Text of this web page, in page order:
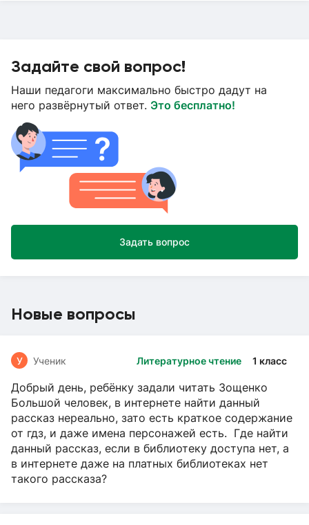
Задайте свой вопрос!
Наши педагоги максимально быстро дадут на
него развёрнутый ответ. Это бесплатно!
Задать вопрос
Новые вопросы
Литературное чтение 1 класс
У Ученик
Добрый день, ребёнку задали читать Зощенко
Большой человек, в интернете найти данный
рассказ нереально, зато есть краткое содержание
от гдз, и даже имена персонажей есть. Где найти
данный рассказ, если в библиотеку доступа нет, а
в интернете даже на платных библиотеках нет
такого рассказа?